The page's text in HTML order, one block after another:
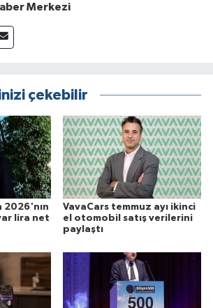
Merkezi
çekebilir
2026'nın
lira net
VavaCars temmuz ayı ikinci
el otomobil satış verilerini
paylaştı